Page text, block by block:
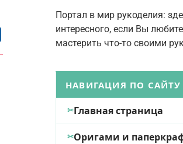
Портал в мир рукоделия:
интересного, если Вы
мастерить что-то своими
НАВИГАЦИЯ ПО САЙТУ
Главная страница
Оригами и